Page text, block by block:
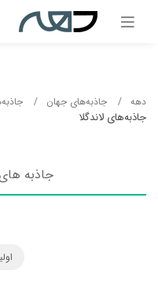
دهه جاذبه‌های جهان
جاذبه‌های لاندگلا
جاذبه